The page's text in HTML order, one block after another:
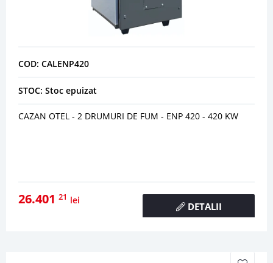
COD: CALENP420
STOC: Stoc epuizat
CAZAN OTEL - 2 DRUMURI DE FUM - ENP 420 - 420 KW
26.401 21 lei
DETALII